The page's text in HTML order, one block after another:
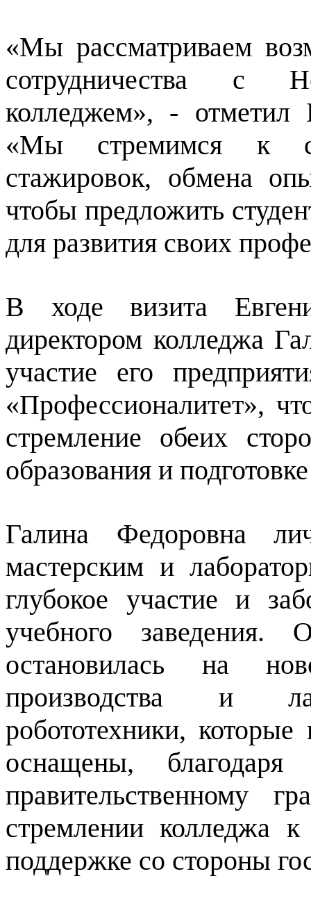
«Мы рассматриваем
сотрудничества с
колледжем», - отметил
«Мы стремимся к
стажировок, обмена
чтобы предложить
для развития своих
В ходе визита
директором колледжа
участие его
«Профессионалитет»,
стремление обеих
образования и
Галина Федоровна
мастерским и
глубокое участие и
учебного заведения.
остановилась на
производства и
робототехники,
оснащены,
правительственному
стремлении колледжа
поддержке со стороны